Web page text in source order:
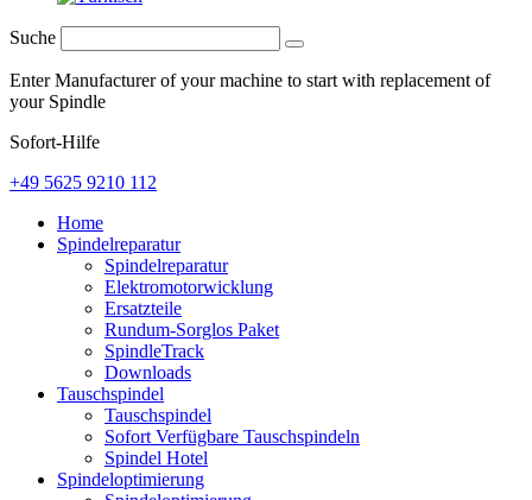
Suche
Enter Manufacturer of your machine to start with replacement of
your Spindle
Sofort-Hilfe
+49 5625 9210 112
Home
Spindelreparatur
Spindelreparatur
Elektromotorwicklung
Ersatzteile
Rundum-Sorglos Paket
SpindleTrack
Downloads
Tauschspindel
Tauschspindel
Sofort Verfügbare Tauschspindeln
Spindel Hotel
Spindeloptimierung